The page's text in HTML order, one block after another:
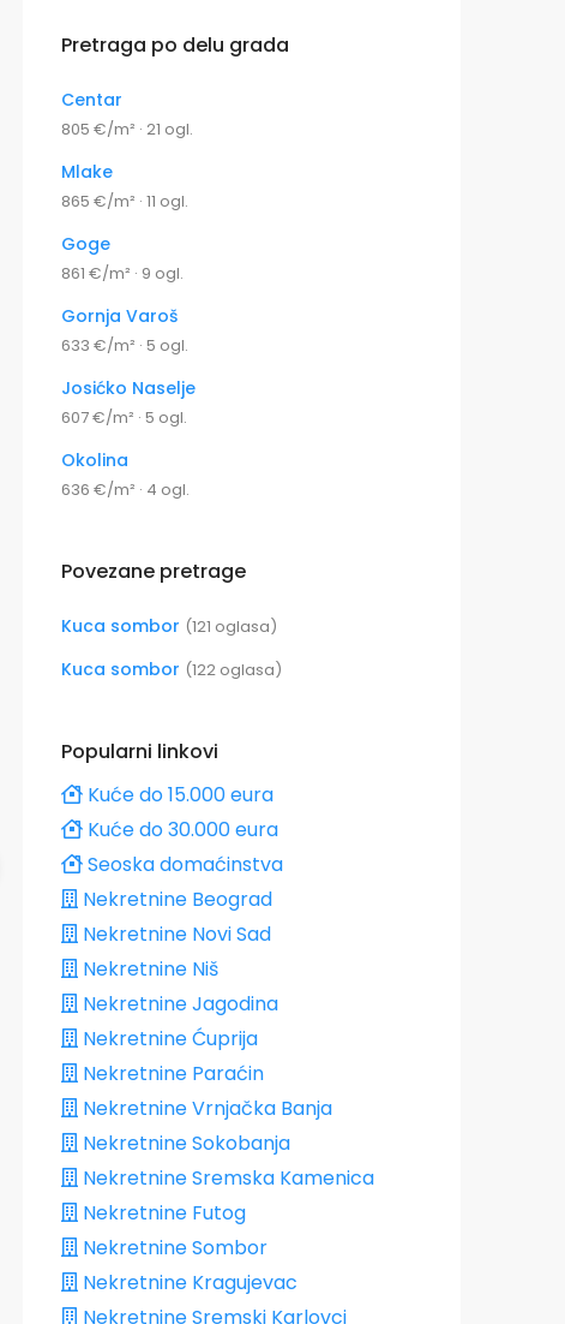
Pretraga po delu grada
Centar
805 €/m² · 21 ogl.
Mlake
865 €/m² · 11 ogl.
Goge
861 €/m² · 9 ogl.
Gornja Varoš
633 €/m² · 5 ogl.
Josićko Naselje
607 €/m² · 5 ogl.
Okolina
636 €/m² · 4 ogl.
Povezane pretrage
Kuca sombor (121 oglasa)
Kuca sombor (122 oglasa)
Popularni linkovi
Kuće do 15.000 eura
Kuće do 30.000 eura
Seoska domaćinstva
Nekretnine Beograd
Nekretnine Novi Sad
Nekretnine Niš
Nekretnine Jagodina
Nekretnine Ćuprija
Nekretnine Paraćin
Nekretnine Vrnjačka Banja
Nekretnine Sokobanja
Nekretnine Sremska Kamenica
Nekretnine Futog
Nekretnine Sombor
Nekretnine Kragujevac
Nekretnine Sremski Karlovci